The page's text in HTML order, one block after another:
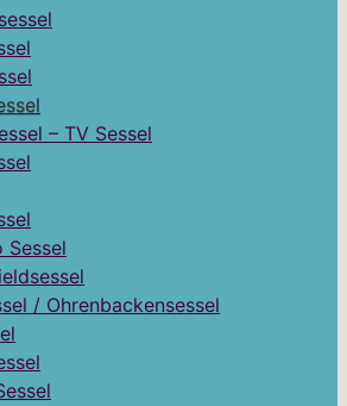
– TV Sessel
Sessel
/ Ohrenbackensessel